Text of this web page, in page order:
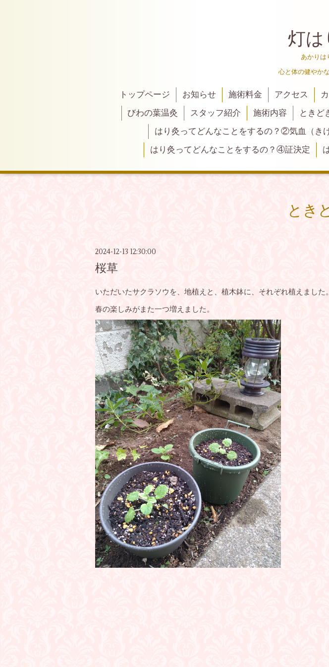
灯は
あかりは
心と体の健やか
トップページ お知らせ 施術料金 アクセス
びわの葉温灸
スタッフ紹介 施術内容 ときど
はり灸ってどんなことをするの？②気血（きけ
はり灸ってどんなことをするの？④証決定
とき
2024-12-13 12:30:00
桜草
いただいたサクラソウを、地植えと、植木鉢に、それぞれ植えました。
春の楽しみがまた一つ増えました。